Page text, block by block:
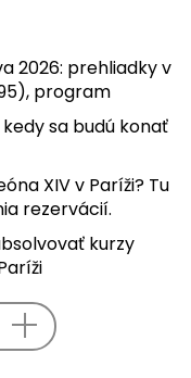
2026: prehliadky v
program
sa budú konať
XIV v Paríži? Tu
rezervácií.
kurzy